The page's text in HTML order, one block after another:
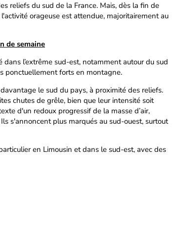
reliefs du sud de la France. Mais, dès la fin de
orageuse est attendue, majoritairement au
de semaine
l’extrême sud-est, notamment autour du sud
ponctuellement forts en montagne.
le sud du pays, à proximité des reliefs.
chutes de grêle, bien que leur intensité soit
d'un redoux progressif de la masse d’air,
s'annoncent plus marqués au sud-ouest, surtout
en Limousin et dans le sud-est, avec des